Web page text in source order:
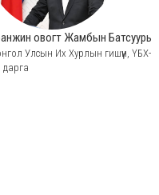
овогт Жамбын Батсуурь
Улсын Их Хурлын гишүүн, ҮБХ-